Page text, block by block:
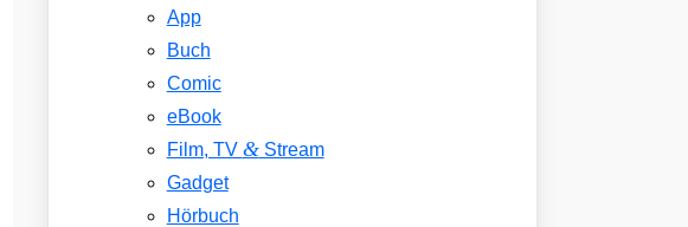
App
Buch
Comic
eBook
Film, TV &Stream
Gadget
Hörbuch